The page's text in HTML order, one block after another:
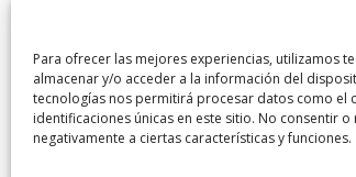
Para ofrecer las mejores experiencias, utilizamos
almacenar y/o acceder a la información del
tecnologías nos permitirá procesar datos como el
identificaciones únicas en este sitio. No consentir
negativamente a ciertas características y funciones.